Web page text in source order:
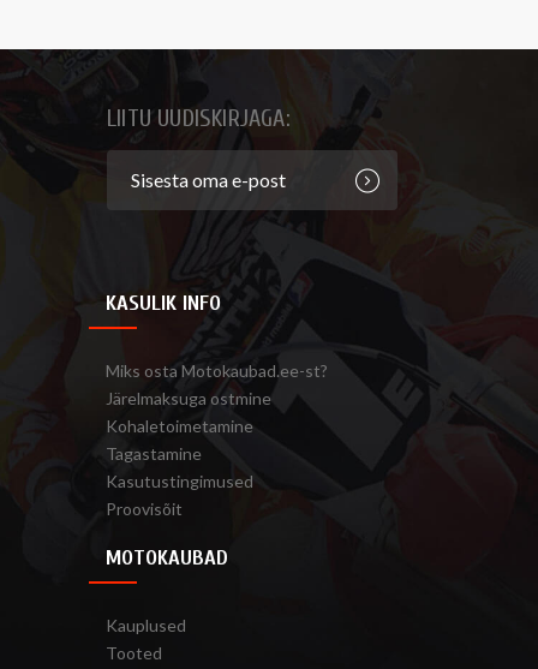
LIITU UUDISKIRJAGA:
KASULIK INFO
Miks osta Motokaubad.ee-st?
Järelmaksuga ostmine
Kohaletoimetamine
Tagastamine
Kasutustingimused
Proovisõit
MOTOKAUBAD
Kauplused
Tooted